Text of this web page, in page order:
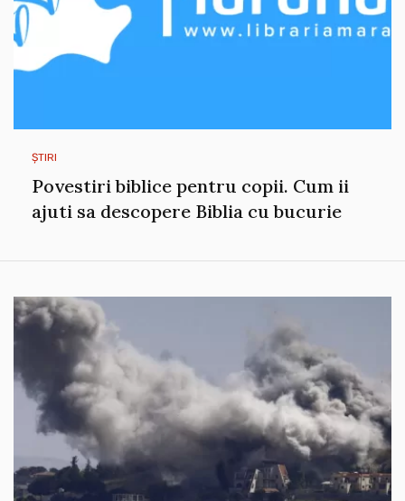
ȘTIRI
Povestiri biblice pentru copii. Cum ii
ajuti sa descopere Biblia cu bucurie